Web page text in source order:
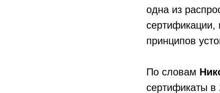
одна из
сертификации,
принципов
По словам
сертификаты в